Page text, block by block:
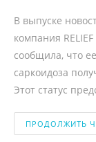
В выпуске
компания
сообщила, что
саркоидоза
Этот статус
ПРОДОЛЖИТЬ